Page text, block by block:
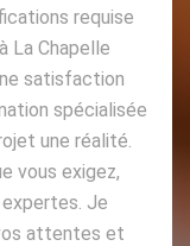
requise
La Chapelle
satisfaction
spécialisée
une réalité.
vous exigez,
Je
attentes et